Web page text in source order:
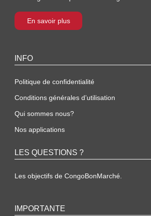
En savoir plus
INFO
Politique de confidentialité
Conditions générales d’utilisation
Qui sommes nous?
Nos applications
LES QUESTIONS ?
Les objectifs de CongoBonMarché.
IMPORTANTE